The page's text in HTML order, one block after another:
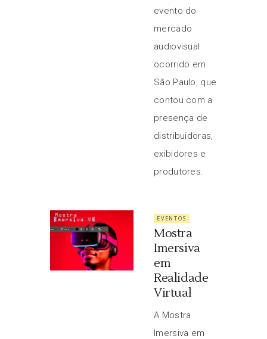
evento do
mercado
audiovisual
ocorrido em
São Paulo, que
contou com a
presença de
distribuidoras,
exibidores e
produtores.
EVENTOS
Mostra
Imersiva
em
Realidade
Virtual
A Mostra
Imersiva em